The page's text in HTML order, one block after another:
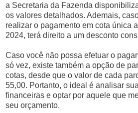
a Secretaria da Fazenda
os valores detalhados. Ademais,
realizar o pagamento em cota única
2024, terá direito a um desconto
Caso você não possa efetuar o
só vez, existe também a opção de
cotas, desde que o valor de cada
55,00. Portanto, o ideal é analisar
financeiras e optar por aquele que
seu orçamento.